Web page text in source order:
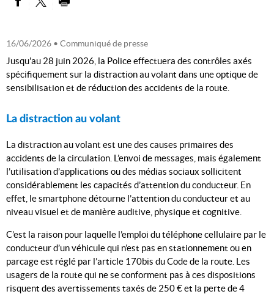
16/06/2026 • Communiqué de presse
Jusqu'au 28 juin 2026, la Police effectuera des contrôles axés
spécifiquement sur la distraction au volant dans une optique de
sensibilisation et de réduction des accidents de la route.
La distraction au volant
La distraction au volant est une des causes primaires des
accidents de la circulation. L’envoi de messages, mais également
l’utilisation d’applications ou des médias sociaux sollicitent
considérablement les capacités d’attention du conducteur. En
effet, le smartphone détourne l’attention du conducteur et au
niveau visuel et de manière auditive, physique et cognitive.
C’est la raison pour laquelle l’emploi du téléphone cellulaire par le
conducteur d’un véhicule qui n’est pas en stationnement ou en
parcage est réglé par l’article 170bis du Code de la route. Les
usagers de la route qui ne se conforment pas à ces dispositions
risquent des avertissements taxés de 250 € et la perte de 4